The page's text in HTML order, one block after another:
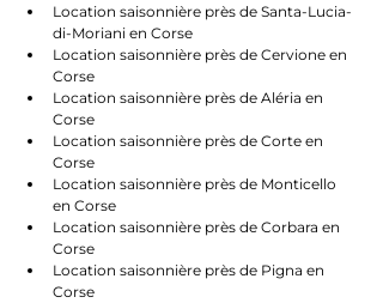
Location saisonnière près de Santa-Lucia-
di-Moriani en Corse
Location saisonnière près de Cervione en
Corse
Location saisonnière près de Aléria en
Corse
Location saisonnière près de Corte en
Corse
Location saisonnière près de Monticello
en Corse
Location saisonnière près de Corbara en
Corse
Location saisonnière près de Pigna en
Corse